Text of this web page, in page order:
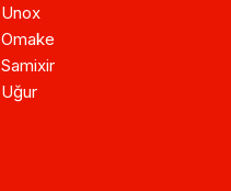
Unox
Omake
Samixir
Uğur